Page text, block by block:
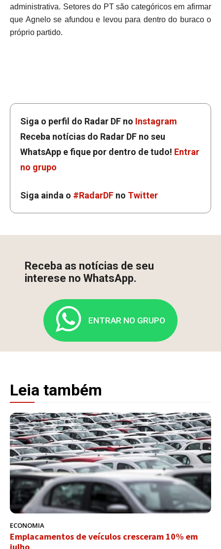
administrativa. Setores do PT são categóricos em afirmar
que Agnelo se afundou e levou para dentro do buraco o
próprio partido.
Siga o perfil do Radar DF no Instagram
Receba notícias do Radar DF no seu
WhatsApp e fique por dentro de tudo! Entrar
no grupo
Siga ainda o #RadarDF no Twitter
Receba as notícias de seu
interese no WhatsApp.
ENTRAR NO GRUPO
Leia também
ECONOMIA
Emplacamentos de veículos cresceram 10% em